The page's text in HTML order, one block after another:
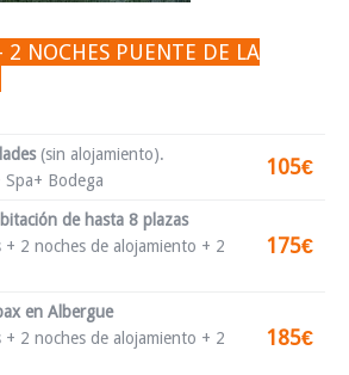
2 NOCHES PUENTE DE LA
(sin alojamiento).
Spa+ Bodega
105€
de hasta 8 plazas
2 noches de alojamiento + 2
175€
en Albergue
2 noches de alojamiento + 2
185€